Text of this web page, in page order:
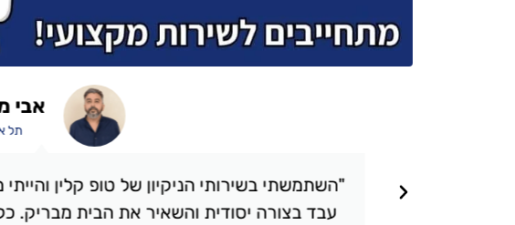
"השתמשתי בשירותי הניקיון של טופ קלין
עבד בצורה יסודית והשאיר את הבית מבריק.
אבי
תל